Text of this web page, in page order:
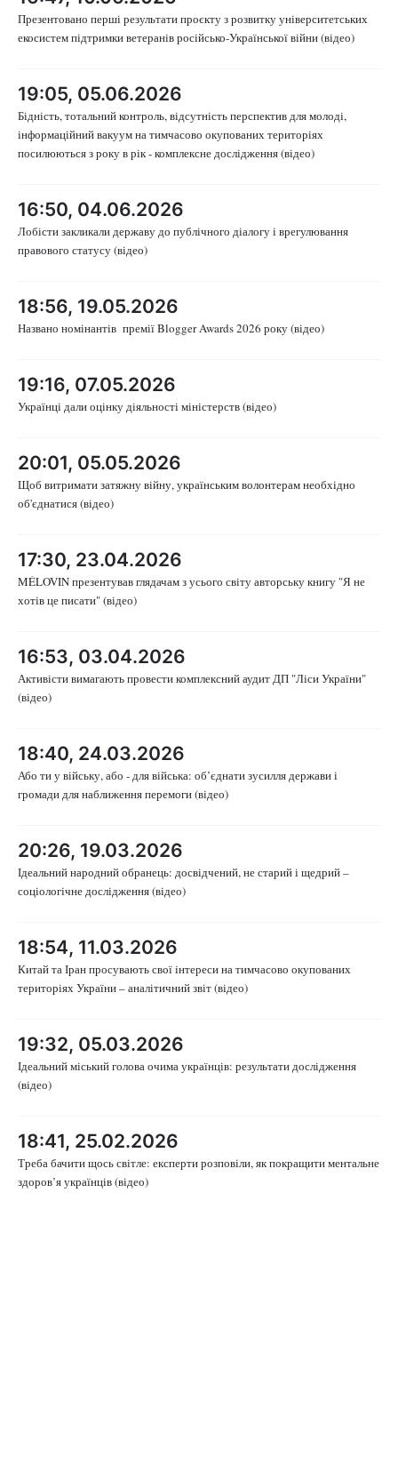
Економіка Світ
Техно і зв'язок
Зброя Інциденти
Цікавинки
Екологія
Інтерв'ю
Контакти
Послуги
Тема оформлення
Презентовано перші результати проєкту з розвитку університетських
екосистем підтримки ветеранів російсько-Української війни (відео)
19:05, 05.06.2026
Бідність, тотальний контроль, відсутність перспектив для молоді,
інформаційний вакуум на тимчасово окупованих територіях
посилюються з року в рік - комплексне дослідження (відео)
16:50, 04.06.2026
Лобісти закликали державу до публічного діалогу і врегулювання
правового статусу (відео)
18:56, 19.05.2026
Названо номінантів премії Blogger Awards 2026 року (відео)
19:16, 07.05.2026
Українці дали оцінку діяльності міністерств (відео)
20:01, 05.05.2026
Щоб витримати затяжну війну, українським волонтерам необхідно
об'єднатися (відео)
17:30, 23.04.2026
MÉLOVIN презентував глядачам з усього світу авторську книгу "Я не
хотів це писати" (відео)
16:53, 03.04.2026
Активісти вимагають провести комплексний аудит ДП "Ліси України"
(відео)
18:40, 24.03.2026
Або ти у війську, або - для війська: об’єднати зусилля держави і
громади для наближення перемоги (відео)
20:26, 19.03.2026
Ідеальний народний обранець: досвідчений, не старий і щедрий –
соціологічне дослідження (відео)
18:54, 11.03.2026
Китай та Іран просувають свої інтереси на тимчасово окупованих
територіях України – аналітичний звіт (відео)
19:32, 05.03.2026
Ідеальний міський голова очима українців: результати дослідження
(відео)
18:41, 25.02.2026
Треба бачити щось світле: експерти розповіли, як покращити ментальне
здоров’я українців (відео)